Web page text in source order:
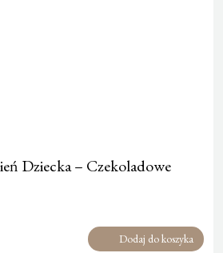
Dziecka – Czekoladowe
Dodaj do koszyka